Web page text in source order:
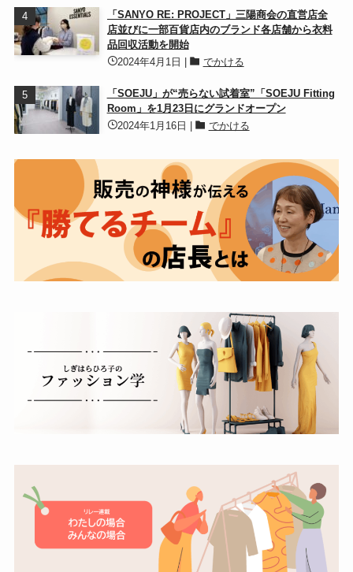
「SANYO RE: PROJECT」三陽商会の直営店全
店並びに一部百貨店内のブランド各店舗から衣料
品回収活動を開始
2024年4月1日
でかける
「SOEJU」が“売らない試着室”「SOEJU Fitting
Room」を1月23日にグランドオープン
2024年1月16日
でかける